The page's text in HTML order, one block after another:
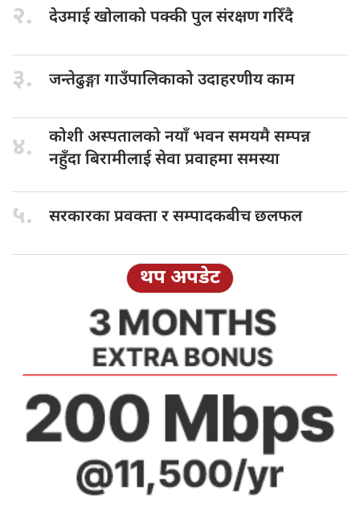
२. देउमाई खोलाकोपक्की पुल संरक्षण गरिँदै
३. जन्तेढुङ्गा गाउँपालिकाकोउदाहरणीय काम
४. कोशी अस्पतालकोनयाँ भवन समयमै सम्पन्न
नहुँदा बिरामीलाई सेवा प्रवाहमा समस्या
५. सरकारका प्रवक्तार सम्पादकबीच छलफल
थप अपडेट